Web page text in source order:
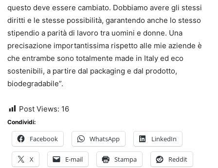
questo deve essere cambiato. Dobbiamo avere gli stessi
diritti e le stesse possibilità, garantendo anche lo stesso
stipendio a parità di lavoro tra uomini e donne. Una
precisazione importantissima rispetto alle mie aziende è
che entrambe sono totalmente made in Italy ed eco
sostenibili, a partire dal packaging e dal prodotto,
biodegradabile”.
Post Views: 16
Condividi:
Facebook WhatsApp LinkedIn
X E-mail Stampa Reddit